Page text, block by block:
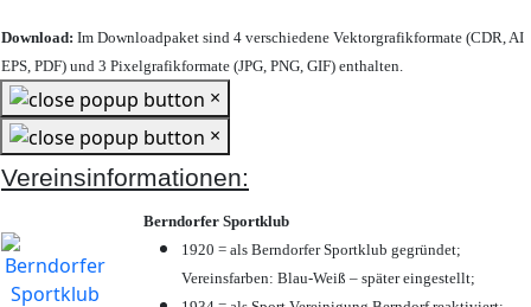
Download: Im Downloadpaket sind 4 verschiedene Vektorgrafikformate (CDR, AI
EPS, PDF) und 3 Pixelgrafikformate (JPG, PNG, GIF) enthalten.
×
×
Vereinsinformationen:
Berndorfer Sportklub
1920 = als Berndorfer Sportklub gegründet;
Vereinsfarben: Blau-Weiß – später eingestellt;